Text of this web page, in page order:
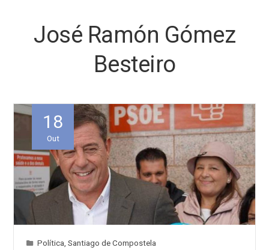
José Ramón Gómez
Besteiro
18
Out
Política ,Santiago de Compostela